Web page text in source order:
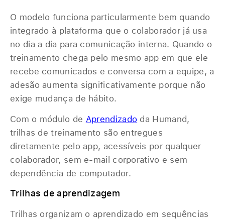
O modelo funciona particularmente bem quando
integrado à plataforma que o colaborador já usa
no dia a dia para comunicação interna. Quando o
treinamento chega pelo mesmo app em que ele
recebe comunicados e conversa com a equipe, a
adesão aumenta significativamente porque não
exige mudança de hábito.
Com o módulo de Aprendizado da Humand,
trilhas de treinamento são entregues
diretamente pelo app, acessíveis por qualquer
colaborador, sem e-mail corporativo e sem
dependência de computador.
Trilhas de aprendizagem
Trilhas organizam o aprendizado em sequências